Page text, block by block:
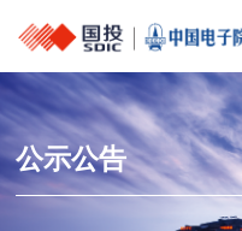
公示公告